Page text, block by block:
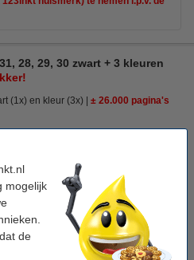
mogelijk
de
28, 29, 30 zwart + 3 kleuren
(1x) en kleur (3x)
± 26.000 pagina's
specificaties en omschrijving
huis
Bestellen